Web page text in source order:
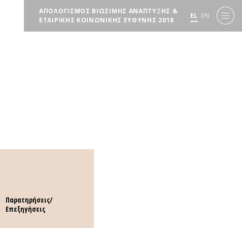
ΑΠΟΛΟΓΙΣΜΟΣ ΒΙΩΣΙΜΗΣ ΑΝΑΠΤΥΞΗΣ &
ΕΤΑΙΡΙΚΗΣ ΚΟΙΝΩΝΙΚΗΣ ΕΥΘΥΝΗΣ 2018
EL EN
Παρατηρήσεις/
Επεξηγήσεις